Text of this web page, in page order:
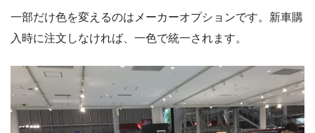
一部だけ色を変えるのはメーカーオプションです。新車購
入時に注文しなければ、一色で統一されます。